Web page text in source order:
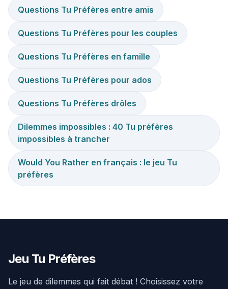
Questions Tu Préfères entre amis
Questions Tu Préfères pour les couples
Questions Tu Préfères en famille
Questions Tu Préfères pour ados
Questions Tu Préfères drôles
Dilemmes impossibles : 40 Tu préfères
impossibles à trancher
Would You Rather en français : le jeu Tu
préfères
Jeu Tu Préfères
Le jeu de dilemmes qui fait débat ! Choisissez votre